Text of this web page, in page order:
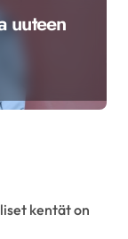
uuteen
kentät on